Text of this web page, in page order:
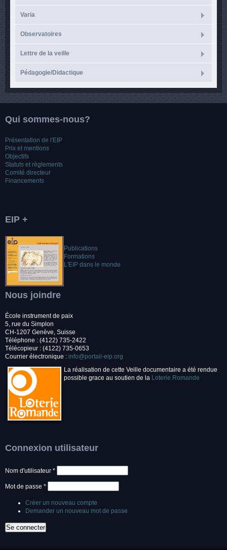
Varia
Observatoires
Lettre de la veille
Pédagogie/Didactique
Qui sommes-nous?
Présentation de l'EIP
Prix et mentions
Objectifs
Statuts et règlements
Comité directeur
Financements
EIP +
Publications
Formations
L'EIP dans le monde
Nous joindre
École instrument de paix
5, rue du Simplon
CH-1207 Genève, Suisse
Téléphone : (4122) 735-2422
Télécopieur : (4122) 735-0653
Courrier électronique : info@portail-eip.org
La réalisation de cette Veille documentaire a été rendue
possible grace au soutien de la Loterie Romande
Connexion utilisateur
Nom d'utilisateur *
Mot de passe *
Créer un nouveau compte
Demander un nouveau mot de passe